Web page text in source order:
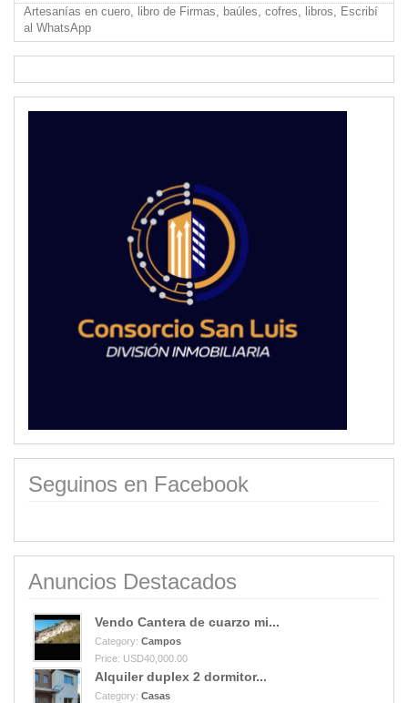
Artesanías en cuero, libro de Firmas, baúles, cofres, libros, Escribí
al WhatsApp
Seguinos en Facebook
Anuncios Destacados
Vendo Cantera de cuarzo mi...
Category: Campos
Price: USD40,000.00
Alquiler duplex 2 dormitor...
Category: Casas